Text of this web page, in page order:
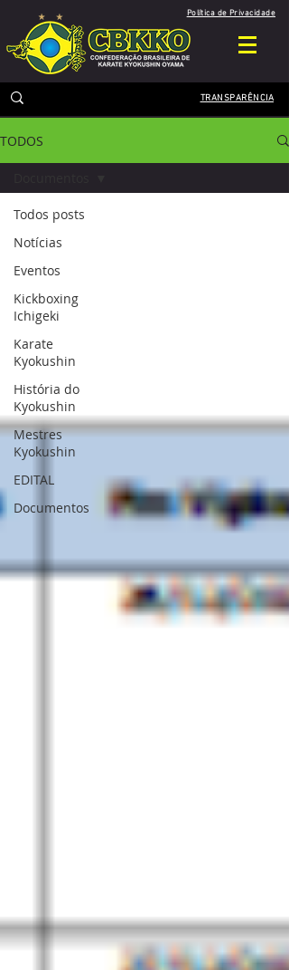
Política de Privacidade
TRANSPARÊNCIA
TODOS
Todos posts
Notícias
Eventos
Kickboxing
Ichigeki
Karate
Kyokushin
História do
Kyokushin
Mestres
Kyokushin
EDITAL
Documentos